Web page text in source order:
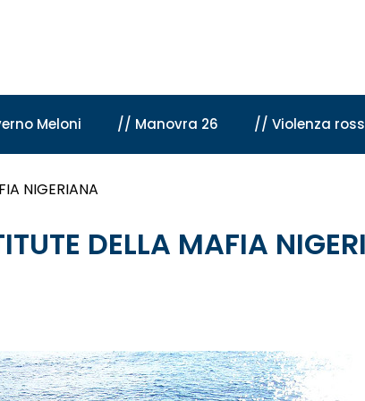
Meloni // Manovra 26 // Violenza
NIGERIANA
DELLA MAFIA